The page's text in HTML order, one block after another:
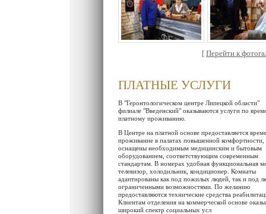
[ Перейти к
ПЛАТНЫЕ УСЛУГИ
В "Геронтологическом центре Липецкой области"
филиале "Введенский" оказываются услуги по
платному проживанию.
В Центре на платной основе предоставляется
проживание в палатах повышенной комфортности,
оснащены необходимым медицинским и бытовым
оборудованием, соответствующим современным
стандартам. В номерах удобная функциональная
телевизор, холодильник, кондиционер. Комнаты
адаптированы как под пожилых людей, так и под
ограниченными возможностями. По желанию
предоставляются технические средства
Клиентам отделения на коммерческой основе
широкий спектр социальных усл